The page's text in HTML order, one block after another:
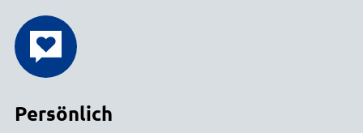
Persönlich